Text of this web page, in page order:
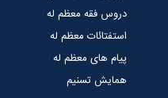
دروس فقه معظم له
استفتائات معظم له
پیام های معظم له
همایش تسنیم